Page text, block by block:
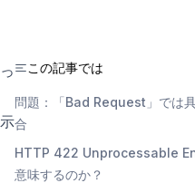
この記事では
問題：「Bad Request」では
合
HTTP 422 Unprocessable
意味するのか？